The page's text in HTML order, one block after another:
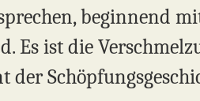
beginnend
Es ist die
der